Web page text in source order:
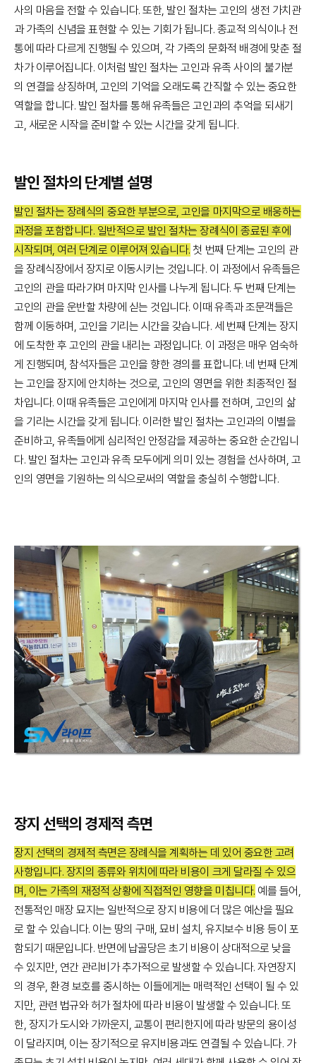
사의 마음을 전할 수 있습니다. 또한, 발인 절차는 고인의 생전 가치관
과 가족의 신념을 표현할 수 있는 기회가 됩니다. 종교적 의식이나 전
통에 따라 다르게 진행될 수 있으며, 각 가족의 문화적 배경에 맞춘 절
차가 이루어집니다. 이처럼 발인 절차는 고인과 유족 사이의 불가분
의 연결을 상징하며, 고인의 기억을 오래도록 간직할 수 있는 중요한
역할을 합니다. 발인 절차를 통해 유족들은 고인과의 추억을 되새기
고, 새로운 시작을 준비할 수 있는 시간을 갖게 됩니다.
발인 절차의 단계별 설명
발인 절차는 장례식의 중요한 부분으로, 고인을 마지막으로 배웅하는
과정을 포함합니다. 일반적으로 발인 절차는 장례식이 종료된 후에
시작되며, 여러 단계로 이루어져 있습니다. 첫 번째 단계는 고인의 관
을 장례식장에서 장지로 이동시키는 것입니다. 이 과정에서 유족들은
고인의 관을 따라가며 마지막 인사를 나누게 됩니다. 두 번째 단계는
고인의 관을 운반할 차량에 싣는 것입니다. 이때 유족과 조문객들은
함께 이동하며, 고인을 기리는 시간을 갖습니다. 세 번째 단계는 장지
에 도착한 후 고인의 관을 내리는 과정입니다. 이 과정은 매우 엄숙하
게 진행되며, 참석자들은 고인을 향한 경의를 표합니다. 네 번째 단계
는 고인을 장지에 안치하는 것으로, 고인의 영면을 위한 최종적인 절
차입니다. 이때 유족들은 고인에게 마지막 인사를 전하며, 고인의 삶
을 기리는 시간을 갖게 됩니다. 이러한 발인 절차는 고인과의 이별을
준비하고, 유족들에게 심리적인 안정감을 제공하는 중요한 순간입니
다. 발인 절차는 고인과 유족 모두에게 의미 있는 경험을 선사하며, 고
인의 영면을 기원하는 의식으로써의 역할을 충실히 수행합니다.
장지 선택의 경제적 측면
장지 선택의 경제적 측면은 장례식을 계획하는 데 있어 중요한 고려
사항입니다. 장지의 종류와 위치에 따라 비용이 크게 달라질 수 있으
며, 이는 가족의 재정적 상황에 직접적인 영향을 미칩니다. 예를 들어,
전통적인 매장 묘지는 일반적으로 장지 비용에 더 많은 예산을 필요
로 할 수 있습니다. 이는 땅의 구매, 묘비 설치, 유지보수 비용 등이 포
함되기 때문입니다. 반면에 납골당은 초기 비용이 상대적으로 낮을
수 있지만, 연간 관리비가 추가적으로 발생할 수 있습니다. 자연장지
의 경우, 환경 보호를 중시하는 이들에게는 매력적인 선택이 될 수 있
지만, 관련 법규와 허가 절차에 따라 비용이 발생할 수 있습니다. 또
한, 장지가 도시와 가까운지, 교통이 편리한지에 따라 방문의 용이성
이 달라지며, 이는 장기적으로 유지비용과도 연결될 수 있습니다. 가